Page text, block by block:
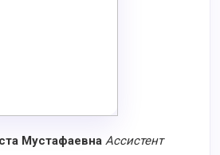
Мустафаевна Aссистент